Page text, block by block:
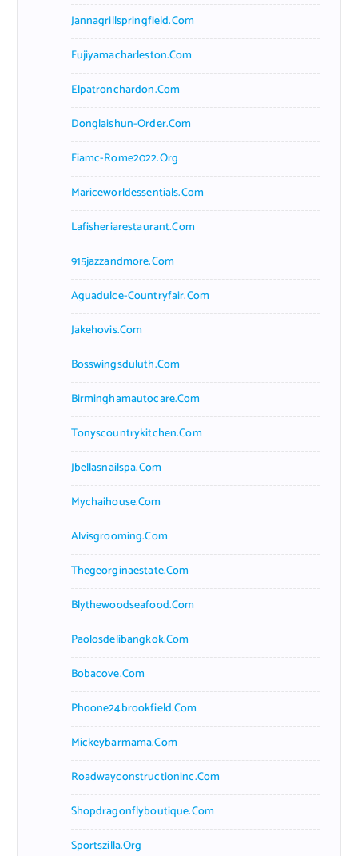
Jannagrillspringfield.com
Fujiyamacharleston.com
Elpatronchardon.com
Donglaishun-Order.com
Fiamc-Rome2022.org
Mariceworldessentials.com
Lafisheriarestaurant.com
915jazzandmore.com
Aguadulce-Countryfair.com
Jakehovis.com
Bosswingsduluth.com
Birminghamautocare.com
Tonyscountrykitchen.com
Jbellasnailspa.com
Mychaihouse.com
Alvisgrooming.com
Thegeorginaestate.com
Blythewoodseafood.com
Paolosdelibangkok.com
Bobacove.com
Phoone24brookfield.com
Mickeybarmama.com
Roadwayconstructioninc.com
Shopdragonflyboutique.com
Sportszilla.org